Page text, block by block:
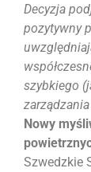
Decyzja
pozytywny
szybkiego
Nowy
Szwedzkie